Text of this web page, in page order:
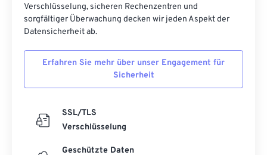
Verschlüsselung, sicheren Rechenzentren und
sorgfältiger Überwachung decken wir jeden Aspekt der
Datensicherheit ab.
Erfahren Sie mehr über unser Engagement für
Sicherheit
SSL/TLS
Verschlüsselung
Geschützte Daten